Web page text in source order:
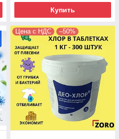
Купить
Цена с НДС –50%